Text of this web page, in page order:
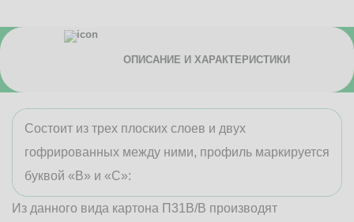
ОПИСАНИЕ И ХАРАКТЕРИСТИКИ
Состоит из трех плоских слоев и двух
гофрированных между ними, профиль маркируется
буквой «В» и «С»:
Из данного вида картона П31В/B производят